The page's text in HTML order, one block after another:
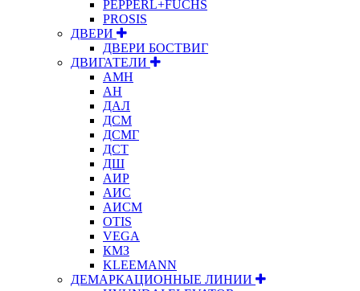
PEPPERL+FUCHS
PROSIS
ДВЕРИ
ДВЕРИ БОСТВИГ
ДВИГАТЕЛИ
АМН
АН
ДАЛ
ДСМ
ДСМГ
ДСТ
ДШ
АИР
АИС
АИСМ
OTIS
VEGA
КМЗ
KLEEMANN
ДЕМАРКАЦИОННЫЕ ЛИНИИ